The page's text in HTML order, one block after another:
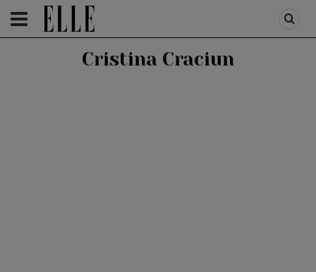
HOMEPAGE /AUTOR
Cristina Craciun